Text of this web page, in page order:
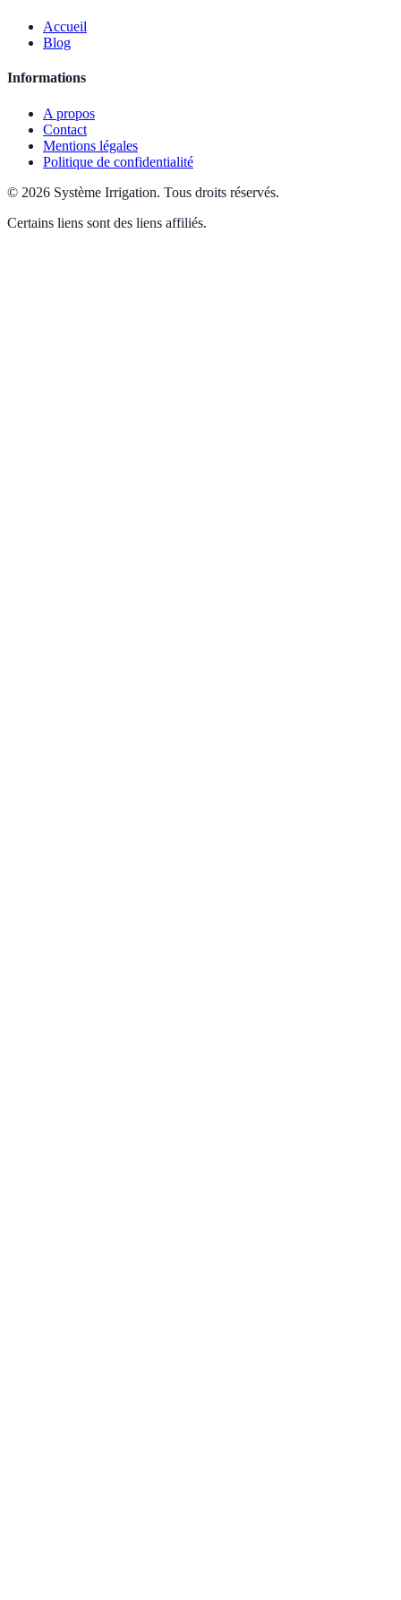
Accueil
Blog
Informations
A propos
Contact
Mentions légales
Politique de confidentialité
© 2026 Système Irrigation. Tous droits réservés.
Certains liens sont des liens affiliés.